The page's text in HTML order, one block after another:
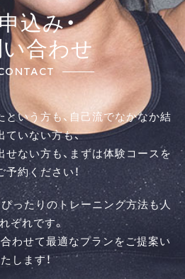
込み・
合わせ
という方も、自己流でなかなか結
ていない方も、
ない方も、まずは体験コースを
予約ください！
ったりのトレーニング方法も人
ぞれです。
わせて最適なプランをご提案い
たします！